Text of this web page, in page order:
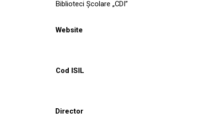
Biblioteci Școlare „CDI”
Website
Cod ISIL
Director